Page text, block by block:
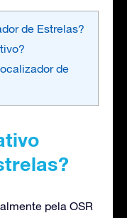
de Estrelas?
de
pela OSR